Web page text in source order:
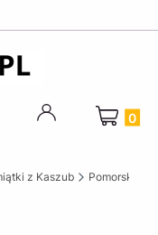
Produkty
z Kaszub Pomorskie